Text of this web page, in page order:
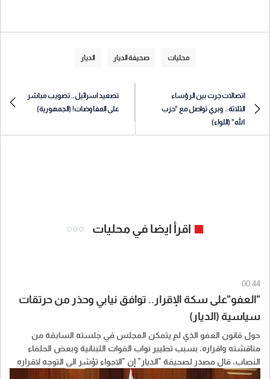
محليات صحيفة الديار الديار
اتصالات جرت بين الرؤساء
الثلاثة.. وبري تواصل مع "حزب
الله" (اللواء)
تصعيد اسرائيل.. تصويب مباشر
على المفاوضات! (الجمهورية)
اقرأ ايضا في محليات
00:44
"العفو"على سكة الإقرار.. توافق نيابي وحذر من حرتقات
سياسية (الديار)
حول قانون العفو الذي لم يتمكن المجلس في جلسته السابقة من
مناقشته واقراره، بسبب تطيير نواب القوات اللبنانية وبعض الحلفاء
النصاب، قال مصدر لصحيفة "الديار" إن "الاجواء تؤشر الى التوجه لاقراره
باكثرية كبيرة، في ضوء ما جرى مؤخرا".